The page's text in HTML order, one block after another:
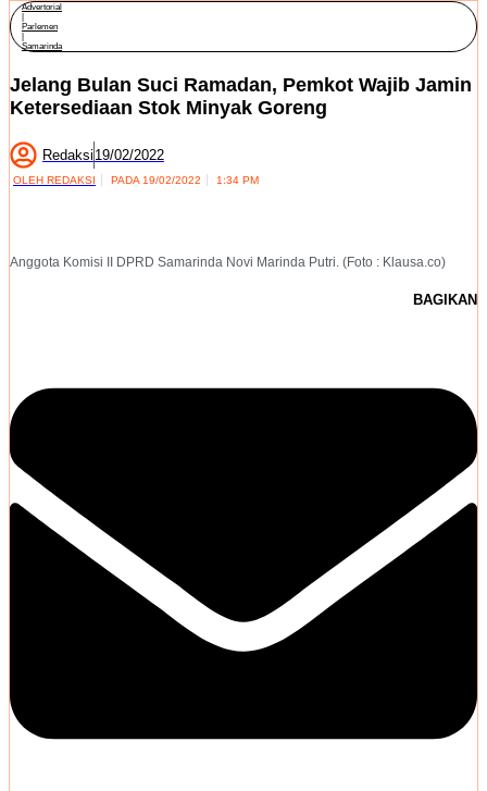
Advertorial
Parlemen
Samarinda
Jelang Bulan Suci Ramadan, Pemkot Wajib Jamin
Ketersediaan Stok Minyak Goreng
Redaksi 19/02/2022
OLEH REDAKSI PADA 19/02/2022 1:34 PM
Anggota Komisi II DPRD Samarinda Novi Marinda Putri. (Foto : Klausa.co)
BAGIKAN